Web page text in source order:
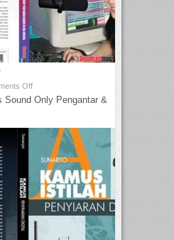
Off
Sound Only Pengantar &